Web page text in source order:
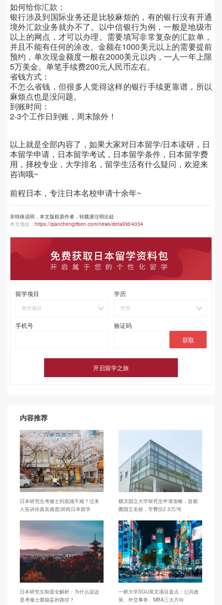
如何给你汇款：
银行涉及到国际业务还是比较麻烦的，有的银行没有开通
境外汇款业务就办不了。以中信银行为例，一般是地级市
以上的网点，才可以办理。需要填写非常复杂的汇款单，
并且不能有任何的涂改。金额在1000美元以上的需要提前
预约，单次现金额度一般在2000美元以内，一人一年上限
5万美金。单笔手续费200元人民币左右。
省钱方式：
不怎么省钱，但很多人觉得这样的银行手续更靠谱，所以
麻烦点也是没问题。
到账时间：
2-3个工作日到账，周末除外！
以上就是全部内容了，如果大家对日本留学/日本读研，日
本留学申请，日本留学考试，日本留学条件，日本留学费
用，择校专业，大学排名，留学生活有什么疑问，欢迎来
咨询哦~
前程日本，专注日本名校申请十余年~
非特殊说明，本文版权原作者，转载请注明出处
本文地址： https://qianchengriben.com/news/detail/id/4034
留学项目
留学项目
学历
学历
手机号 验证码
内容推荐
日本研究生考修士到底难不难？过来
人告诉你真实难度|前程日本留学
横滨国立大学研究生申请攻略：首都
圈国立名校，学费仅2.3万/年
日本研究生制度全解析：为什么说这
是考修士最稳妥的路径？
一桥大学SGU英文项目盘点：公共政
策、外交事务、MBA三大方向